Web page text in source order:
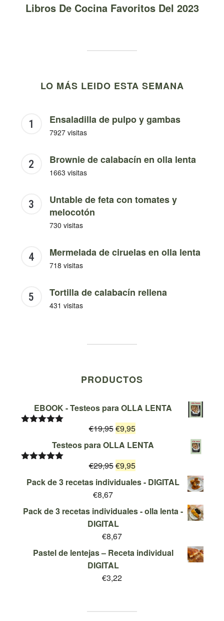
Libros De Cocina Favoritos Del 2023
LO MÁS LEIDO ESTA SEMANA
Ensaladilla de pulpo y gambas
7927 visitas
Brownie de calabacín en olla lenta
1663 visitas
Untable de feta con tomates y
melocotón
730 visitas
Mermelada de ciruelas en olla lenta
718 visitas
Tortilla de calabacín rellena
431 visitas
PRODUCTOS
EBOOK - Testeos para OLLA LENTA
€19,95El
precio
era:
€19,95.
€9,95El
precio
es:
€9,95.
Testeos para OLLA LENTA
5
€29,95El
precio
€29,95.
€9,95El
precio
€9,95.
Pack de 3 recetas individuales - DIGITAL
€8,67
Pack de 3 recetas individuales - olla lenta -
DIGITAL
€8,67
Pastel de lentejas – Receta individual
DIGITAL
€3,22